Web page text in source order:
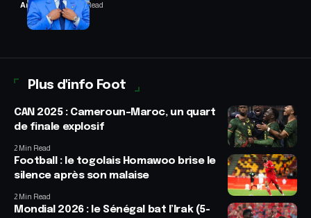
Anselme AVI2 Min Read
Plus d'info Foot
CAN 2025 : Cameroun–Maroc, un quart
de finale explosif
2 Min Read
Football : le togolais Homawoo brise le
silence après son malaise
2 Min Read
Mondial 2026 : le Sénégal bat l’Irak (5-